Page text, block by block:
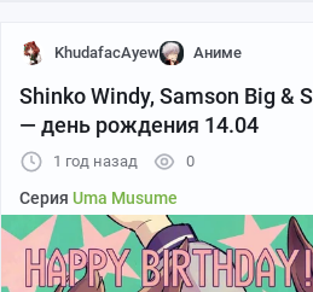
KhudafacAyew Аниме
Shinko Windy, Samson Big &
— день рождения 14.04
1 год назад 0
Серия Uma Musume